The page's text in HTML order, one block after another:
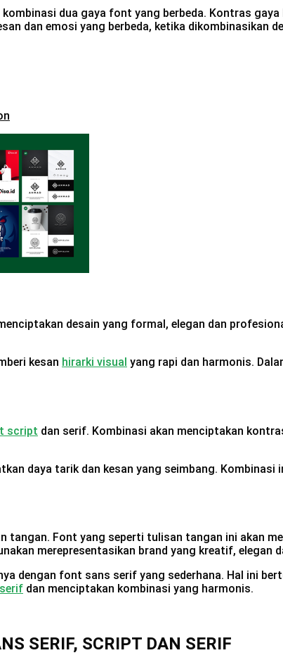
dua gaya font yang berbeda. Kontras
dan emosi yang berbeda, ketika dikombinasikan
desain yang formal, elegan dan
kesan hirarki visual yang rapi dan harmonis.
script dan serif. Kombinasi akan menciptakan
daya tarik dan kesan yang seimbang.
Font yang seperti tulisan tangan ini akan
merepresentasikan brand yang kreatif, elegan
dengan font sans serif yang sederhana. Hal ini
dan menciptakan kombinasi yang harmonis.
SERIF, SCRIPT DAN SERIF